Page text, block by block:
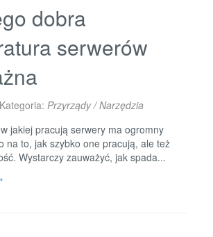
dobra
serwerów
Kategoria: Przyrządy / Narzędzia
jakiej pracują serwery ma ogromny
na to, jak szybko one pracują, ale też
Wystarczy zauważyć, jak spada...